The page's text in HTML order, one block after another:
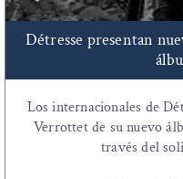
Détresse presentan
Los internacionales de
Verrottet de su nuevo
través del